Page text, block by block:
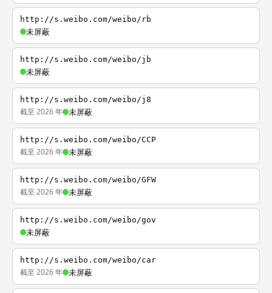
http://s.weibo.com/weibo/rb
未屏蔽
http://s.weibo.com/weibo/jb
未屏蔽
http://s.weibo.com/weibo/j8
截至 2026 年 未屏蔽
http://s.weibo.com/weibo/CCP
截至 2026 年 未屏蔽
http://s.weibo.com/weibo/GFW
截至 2026 年 未屏蔽
http://s.weibo.com/weibo/gov
未屏蔽
http://s.weibo.com/weibo/car
截至 2026 年 未屏蔽